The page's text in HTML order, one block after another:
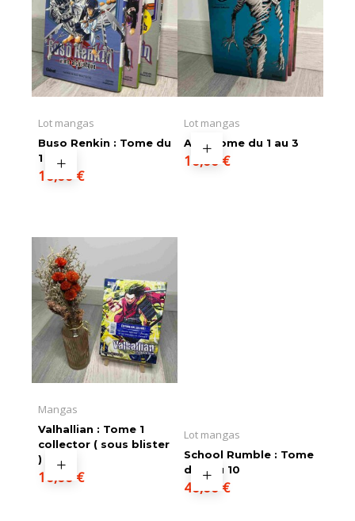
Lot mangas
Buso Renkin : Tome du
1 au 3
10,00 €
Lot mangas
AJIN Tome du 1 au 3
10,00 €
Mangas
Valhallian : Tome 1
collector ( sous blister
)
10,00 €
Lot mangas
School Rumble : Tome
du 1 au 10
40,00 €